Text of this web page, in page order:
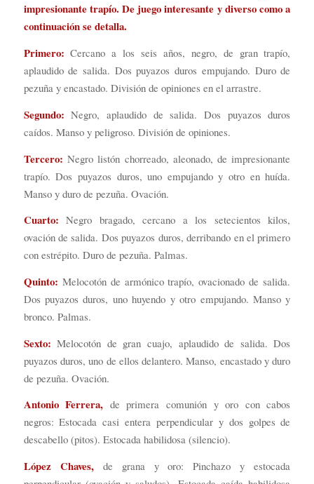
impresionante trapío. De juego interesante y diverso como a
continuación se detalla.
Primero: Cercano a los seis años, negro, de gran trapío,
aplaudido de salida. Dos puyazos duros empujando. Duro de
pezuña y encastado. División de opiniones en el arrastre.
Segundo: Negro, aplaudido de salida. Dos puyazos duros
caídos. Manso y peligroso. División de opiniones.
Tercero: Negro listón chorreado, aleonado, de impresionante
trapío. Dos puyazos duros, uno empujando y otro en huída.
Manso y duro de pezuña. Ovación.
Cuarto: Negro bragado, cercano a los setecientos kilos,
ovación de salida. Dos puyazos duros, derribando en el primero
con estrépito. Duro de pezuña. Palmas.
Quinto: Melocotón de armónico trapío, ovacionado de salida.
Dos puyazos duros, uno huyendo y otro empujando. Manso y
bronco. Palmas.
Sexto: Melocotón de gran cuajo, aplaudido de salida. Dos
puyazos duros, uno de ellos delantero. Manso, encastado y duro
de pezuña. Ovación.
Antonio Ferrera, de primera comunión y oro con cabos
negros: Estocada casi entera perpendicular y dos golpes de
descabello (pitos). Estocada habilidosa (silencio).
López Chaves,de grana y oro: Pinchazo y estocada